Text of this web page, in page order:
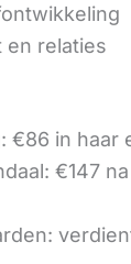
en relaties
€86 in
€147